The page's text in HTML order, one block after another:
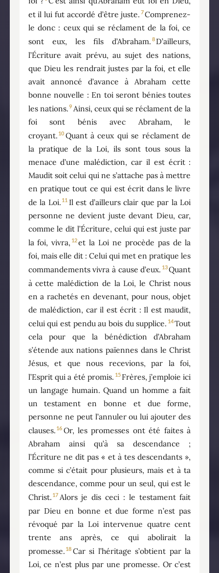
et il lui fut accordé d’être juste. 7Comprenez-
le donc : ceux qui se réclament de la foi, ce
sont eux, les fils d’Abraham. 8 D’ailleurs,
l’Écriture avait prévu, au sujet des nations,
que Dieu les rendrait justes par la foi, et elle
avait annoncé d’avance à Abraham cette
bonne nouvelle : En toi seront bénies toutes
les nations.9 Ainsi, ceux qui se réclament de la
foi sont bénis avec Abraham, le
croyant. 10 Quant à ceux qui se réclament de
la pratique de la Loi, ils sont tous sous la
menace d’une malédiction, car il est écrit :
Maudit soit celui qui ne s’attache pas à mettre
en pratique tout ce qui est écrit dans le livre
de la Loi. 11 Il est d’ailleurs clair que par la Loi
personne ne devient juste devant Dieu, car,
comme le dit l’Écriture, celui qui est juste par
la foi, vivra, 12et la Loi ne procède pas de la
foi, mais elle dit : Celui qui met en pratique les
commandements vivra à cause d’eux. 13Quant
à cette malédiction de la Loi, le Christ nous
en a rachetés en devenant, pour nous, objet
de malédiction, car il est écrit : Il est maudit,
celui qui est pendu au bois du supplice. 14Tout
cela pour que la bénédiction d’Abraham
s’étende aux nations païennes dans le Christ
Jésus, et que nous recevions, par la foi,
l’Esprit qui a été promis. 15 Frères, j’emploie ici
un langage humain. Quand un homme a fait
un testament en bonne et due forme,
personne ne peut l’annuler ou lui ajouter des
clauses. 16 Or, les promesses ont été faites à
Abraham ainsi qu’à sa descendance ;
l’Écriture ne dit pas « et à tes descendants »,
comme si c’était pour plusieurs, mais et à ta
descendance, comme pour un seul, qui est le
Christ. 17 Alors je dis ceci : le testament fait
par Dieu en bonne et due forme n’est pas
révoqué par la Loi intervenue quatre cent
trente ans après, ce qui abolirait la
promesse. 18 Car si l’héritage s’obtient par la
Loi, ce n’est plus par une promesse. Or c’est